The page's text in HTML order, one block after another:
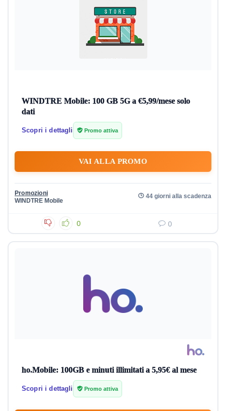
WINDTRE Mobile: 100 GB 5G a €5,99/mese solo
dati
Scopri i dettagli Promo attiva
VAI ALLA PROMO
Promozioni
WINDTRE Mobile
44 giorni alla scadenza
0 0
ho.Mobile: 100GB e minuti illimitati a 5,95€ al mese
Scopri i dettagli Promo attiva